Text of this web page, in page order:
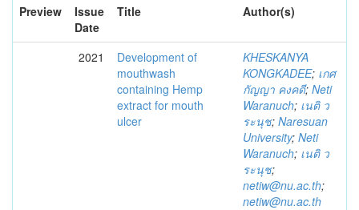
Preview
Issue
Date
Title Author(s)
2021
Development of
mouthwash
containing Hemp
extract for mouth
ulcer
KHESKANYA
KONGKADEE; เกศ
กัญญา คงคดี; Neti
Waranuch; เนติ ว
ระนุช; Naresuan
University; Neti
Waranuch; เนติ ว
ระนุช;
netiw@nu.ac.th;
netiw@nu.ac.th